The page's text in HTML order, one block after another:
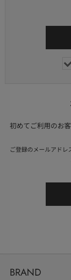
初めてご利用のお
ご登録のメールアド
BRAND